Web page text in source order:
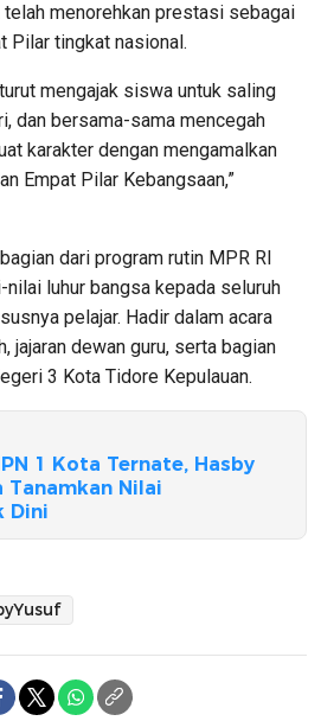
menorehkan prestasi sebagai
Pilar tingkat nasional.
mengajak siswa untuk saling
dan bersama-sama mencegah
karakter dengan mengamalkan
Empat Pilar Kebangsaan,”
dari program rutin MPR RI
luhur bangsa kepada seluruh
pelajar. Hadir dalam acara
jajaran dewan guru, serta bagian
3 Kota Tidore Kepulauan.
1 Kota Ternate, Hasby
Tanamkan Nilai
Dini